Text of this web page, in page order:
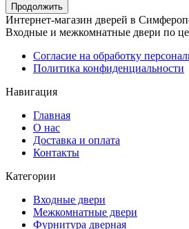
Продолжить
Интернет-магазин дверей в
Входные и межкомнатные двери по
Согласие на обработку
Политика конфиденциальности
Навигация
Главная
О нас
Доставка и оплата
Контакты
Категории
Входные двери
Межкомнатные двери
Фурнитура дверная